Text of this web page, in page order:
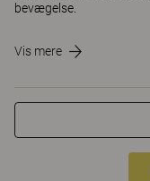
bevægelse.
Vis mere